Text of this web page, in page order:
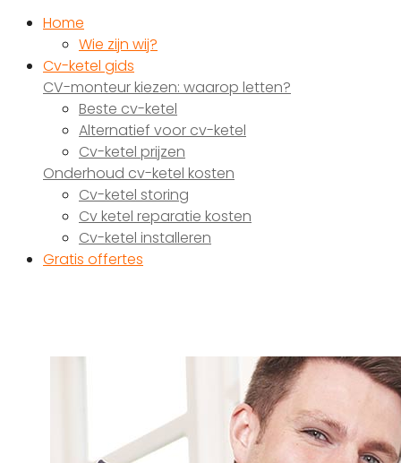
Home
Wie zijn wij?
Cv-ketel gids
CV-monteur kiezen: waarop letten?
Beste cv-ketel
Alternatief voor cv-ketel
Cv-ketel prijzen
Onderhoud cv-ketel kosten
Cv-ketel storing
Cv ketel reparatie kosten
Cv-ketel installeren
Gratis offertes